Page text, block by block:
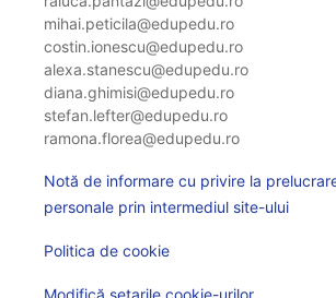
mihai.peticila@edupedu.ro
costin.ionescu@edupedu.ro
alexa.stanescu@edupedu.ro
diana.ghimisi@edupedu.ro
stefan.lefter@edupedu.ro
ramona.florea@edupedu.ro
Notă de informare cu privire la
personale prin intermediul site-ului
Politica de cookie
Modifică setarile cookie-urilor